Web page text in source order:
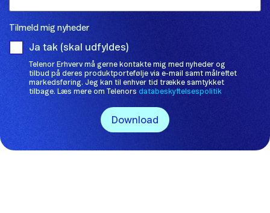
Tilmeld mig nyheder
Ja tak (skal udfyldes)
Telenor Erhverv må gerne kontakte mig med nyheder og
tilbud på deres produktportefølje via e-mail samt målrettet
markedsføring. Jeg kan til enhver tid trække samtykket
tilbage. Læs mere om Telenors databeskyttelsespolitik